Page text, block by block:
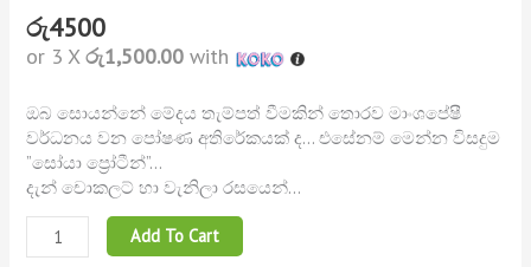
රු4500
or 3 Xරු1,500.00 with
ඔබ සොයන්නේ මේදය තැම්පත් වීමකින් තොරව මාංශපේෂී
වර්ධනය වන පෝෂණ අතිරේකයක් ද… එසේනම් මෙන්න විසදුම
”සෝයා ප්රෝටීන්”…
දැන් චොකලට් හා වැනිලා රසයෙන්…
Add To Cart